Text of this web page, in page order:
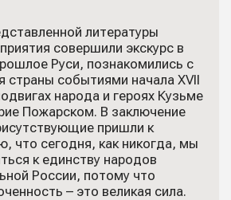
литературы
совершили экскурс в
Руси, познакомились с
страны событиями начала XVII
народа и героях Кузьме
Пожарском. В заключение
пришли к
что сегодня, как никогда, мы
к единству народов
России, потому что
– это великая сила.